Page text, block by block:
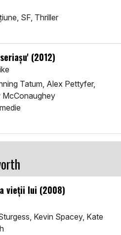
SF, Thriller
(2012)
Tatum, Alex Pettyfer,
McConaughey
vieții lui (2008)
Kevin Spacey, Kate